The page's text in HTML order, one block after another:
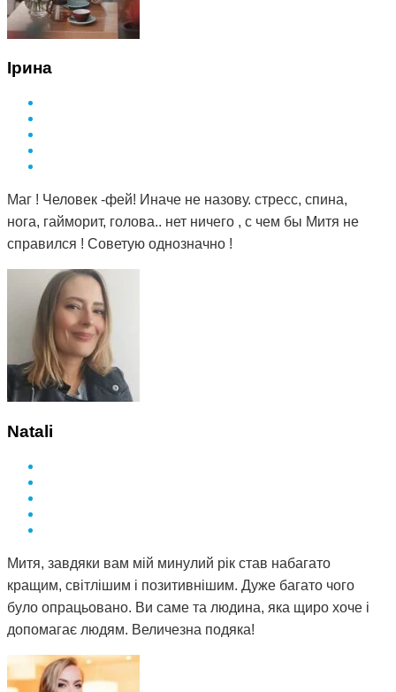
Ірина
Маг ! Человек -фей! Иначе не назову. стресс, спина,
нога, гайморит, голова.. нет ничего , с чем бы Митя не
справился ! Советую однозначно !
Natali
Митя, завдяки вам мій минулий рік став набагато
кращим, світлішим і позитивнішим. Дуже багато чого
було опрацьовано. Ви саме та людина, яка щиро хоче і
допомагає людям. Величезна подяка!